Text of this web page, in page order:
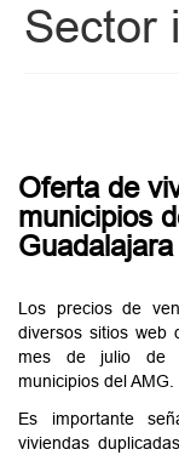
Economía
Coordinación
Sector
Oferta de
municipios
Guadalajara
Los precios de
diversos sitios web
mes de julio de
municipios del AMG.
Es importante
viviendas